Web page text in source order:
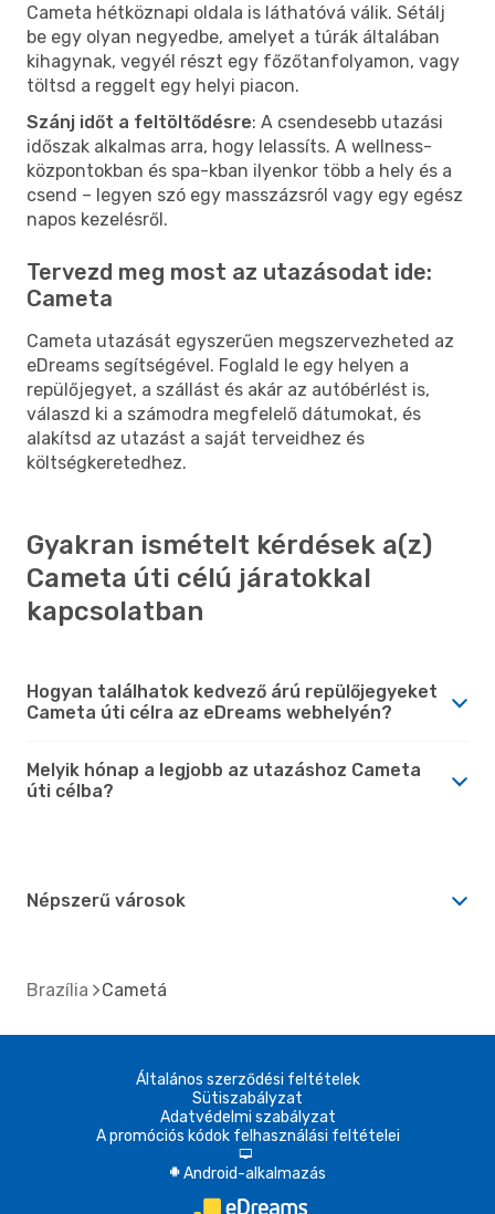
Cameta hétköznapi oldala is láthatóvá válik. Sétálj
be egy olyan negyedbe, amelyet a túrák általában
kihagynak, vegyél részt egy főzőtanfolyamon, vagy
töltsd a reggelt egy helyi piacon.
Szánj időt a feltöltődésre: A csendesebb utazási
időszak alkalmas arra, hogy lelassíts. A wellness-
központokban és spa-kban ilyenkor több a hely és a
csend – legyen szó egy masszázsról vagy egy egész
napos kezelésről.
Tervezd meg most az utazásodat ide:
Cameta
Cameta utazását egyszerűen megszervezheted az
eDreams segítségével. Foglald le egy helyen a
repülőjegyet, a szállást és akár az autóbérlést is,
válaszd ki a számodra megfelelő dátumokat, és
alakítsd az utazást a saját terveidhez és
költségkeretedhez.
Gyakran ismételt kérdések a(z)
Cameta úti célú járatokkal
kapcsolatban
Hogyan találhatok kedvező árú repülőjegyeket
Cameta úti célra az eDreams webhelyén?
Melyik hónap a legjobb az utazáshoz Cameta
úti célba?
Népszerű városok
Brazília Cametá
Általános szerződési feltételek
Sütiszabályzat
Adatvédelmi szabályzat
A promóciós kódok felhasználási feltételei
d
A Android-alkalmazás